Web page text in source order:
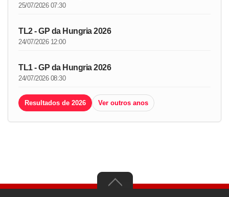
25/07/2026 07:30
TL2 - GP da Hungria 2026
24/07/2026 12:00
TL1 - GP da Hungria 2026
24/07/2026 08:30
Resultados de 2026 Ver outros anos